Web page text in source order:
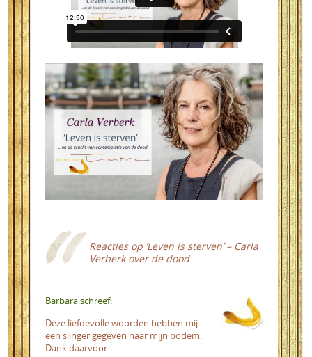
Reacties op ‘Leven is sterven’ – Carla
Verberk over de dood
Barbara schreef:
Deze liefdevolle woorden hebben mij
een slinger gegeven naar mijn bodem.
Dank daarvoor.